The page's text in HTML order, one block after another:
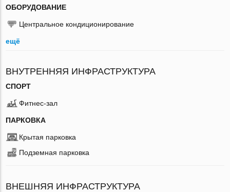
ОБОРУДОВАНИЕ
Центральное кондиционирование
ещё
ВНУТРЕННЯЯ ИНФРАСТРУКТУРА
СПОРТ
Фитнес-зал
ПАРКОВКА
Крытая парковка
Подземная парковка
ВНЕШНЯЯ ИНФРАСТРУКТУРА